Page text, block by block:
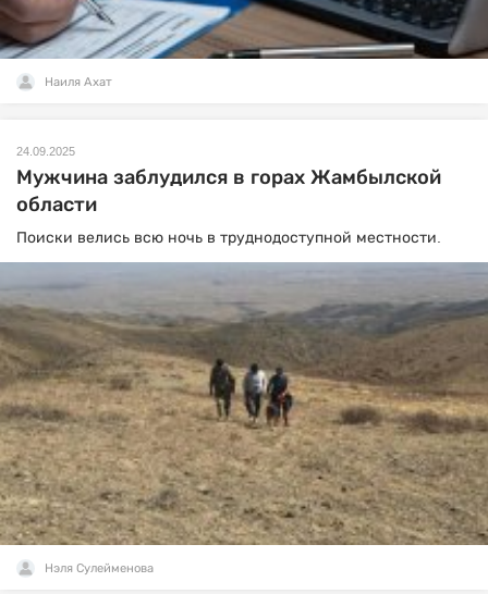
Наиля Ахат
24.09.2025
Мужчина заблудился в горах Жамбылской
области
Поиски велись всю ночь в труднодоступной местности.
Нэля Сулейменова